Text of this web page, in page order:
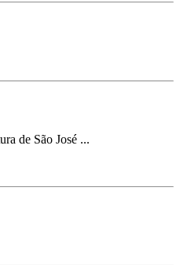
de São José ...